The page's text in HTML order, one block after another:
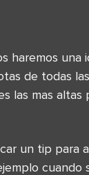
haremos una
de todas
las mas altas
un tip para
cuando